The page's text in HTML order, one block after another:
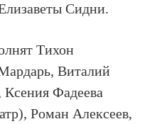
Сидни.
Тихон
Виталий
Фадеева
Роман Алексеев,